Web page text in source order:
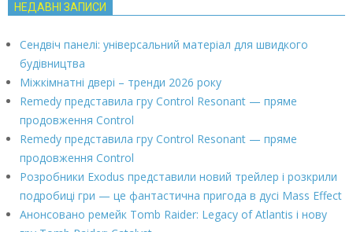
НЕДАВНІ ЗАПИСИ
Сендвіч панелі: універсальний матеріал для швидкого
будівництва
Міжкімнатні двері – тренди 2026 року
Remedy представила гру Control Resonant — пряме
продовження Control
Remedy представила гру Control Resonant — пряме
продовження Control
Розробники Exodus представили новий трейлер і розкрили
подробиці гри — це фантастична пригода в дусі Mass Effect
Анонсовано ремейк Tomb Raider: Legacy of Atlantis і нову